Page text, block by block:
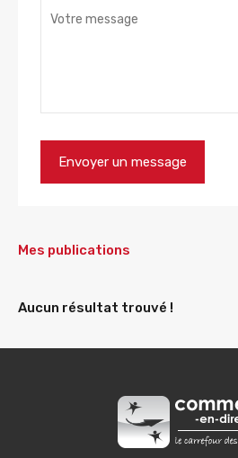
Mes publications
Aucun résultat trouvé !